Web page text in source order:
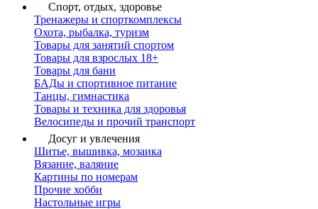
Спорт, отдых, здоровье
Тренажеры и спорткомплексы
Охота, рыбалка, туризм
Товары для занятий спортом
Товары для взрослых 18+
Товары для бани
БАДы и спортивное питание
Танцы, гимнастика
Товары и техника для здоровья
Велосипеды и прочий транспорт
Досуг и увлечения
Шитье, вышивка, мозаика
Вязание, валяние
Картины по номерам
Прочие хобби
Настольные игры